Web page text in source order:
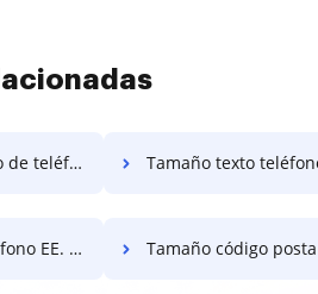
de EE. UU. Tamaño texto teléfono
EE. UU. Tamaño código